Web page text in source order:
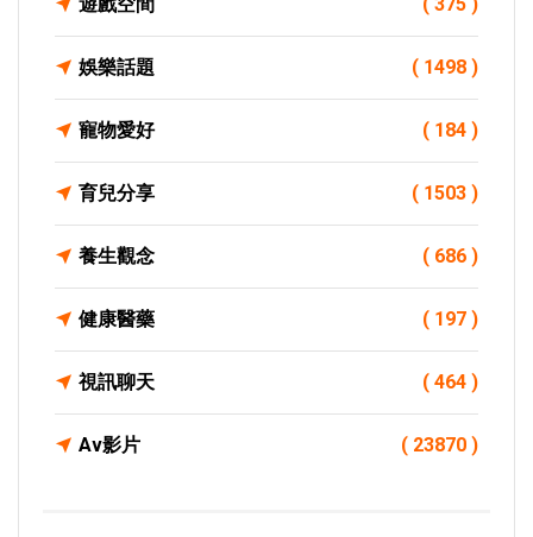
娛樂話題 ( 1498 )
寵物愛好 ( 184 )
育兒分享 ( 1503 )
養生觀念 ( 686 )
健康醫藥 ( 197 )
視訊聊天 ( 464 )
Av影片 ( 23870 )